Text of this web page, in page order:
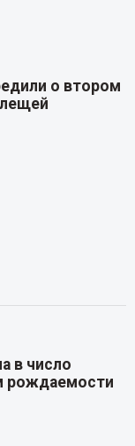
о втором
в число
рождаемости